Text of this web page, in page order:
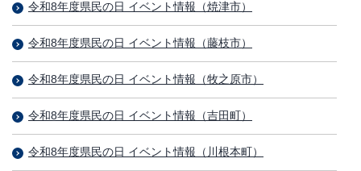
令和8年度県民の日 イベント情報（焼津市）
令和8年度県民の日 イベント情報（藤枝市）
令和8年度県民の日 イベント情報（牧之原市）
令和8年度県民の日 イベント情報（吉田町）
令和8年度県民の日 イベント情報（川根本町）